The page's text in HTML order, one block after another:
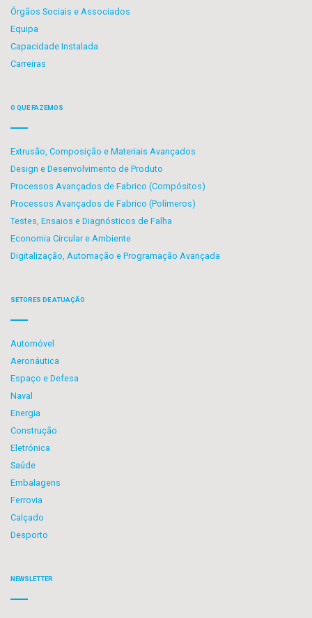
Órgãos Sociais e Associados
Equipa
Capacidade Instalada
Carreiras
O QUE FAZEMOS
Extrusão, Composição e Materiais Avançados
Design e Desenvolvimento de Produto
Processos Avançados de Fabrico (Compósitos)
Processos Avançados de Fabrico (Polímeros)
Testes, Ensaios e Diagnósticos de Falha
Economia Circular e Ambiente
Digitalização, Automação e Programação Avançada
SETORES DE ATUAÇÃO
Automóvel
Aeronáutica
Espaço e Defesa
Naval
Energia
Construção
Eletrónica
Saúde
Embalagens
Ferrovia
Calçado
Desporto
NEWSLETTER